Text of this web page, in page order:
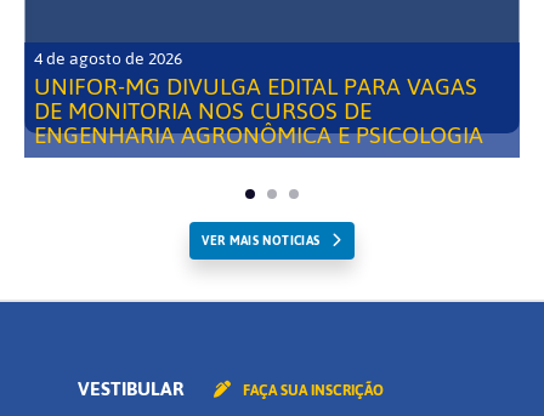
4 de agosto de 2026
UNIFOR-MG DIVULGA EDITAL PARA VAGAS
DE MONITORIA NOS CURSOS DE
ENGENHARIA AGRONÔMICA E PSICOLOGIA
VER MAIS NOTICIAS
VESTIBULAR FAÇA SUA INSCRIÇÃO